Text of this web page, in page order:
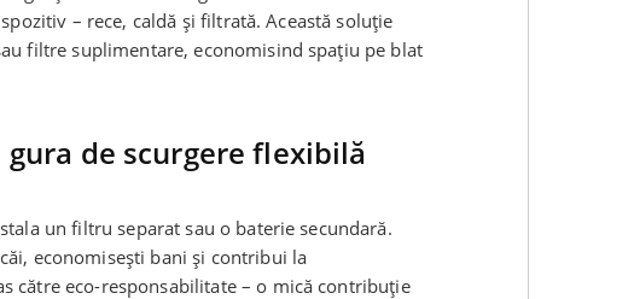
– rece, caldă și filtrată. Această soluție
filtre suplimentare, economisind spațiu pe blat
de scurgere flexibilă
un filtru separat sau o baterie secundară.
economisești bani și contribui la
către eco-responsabilitate – o mică contribuție